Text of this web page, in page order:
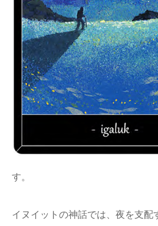
す。
イヌイットの神話では、夜を支配